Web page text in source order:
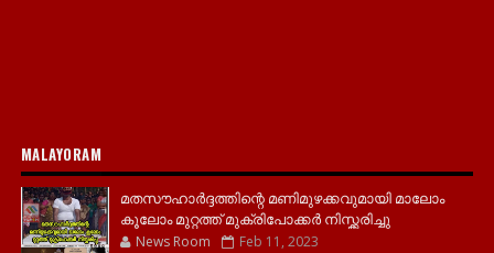
MALAYORAM
മതസൗഹാർദ്ദത്തിന്റെ മണിമുഴക്കവുമായി മാലോം
കൂലോം മുറ്റത്ത് മുക്രിപോക്കർ നിസ്ക്കരിച്ചു
News Room Feb 11, 2023